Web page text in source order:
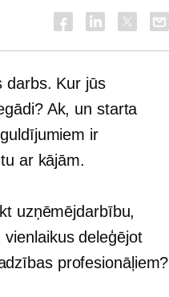
darbs. Kur jūs
Ak, un starta
ir
ar kājām.
uzņēmējdarbību,
deleģējot
profesionāļiem?